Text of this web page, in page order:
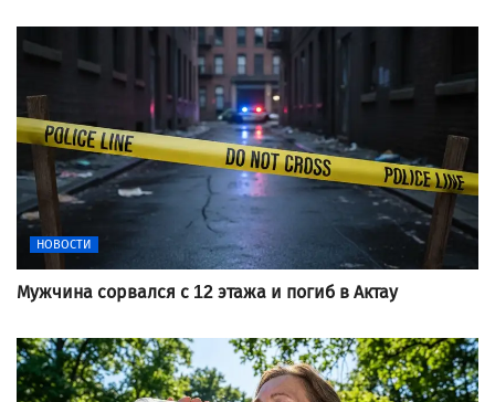
НОВОСТИ
Мужчина сорвался с 12 этажа и погиб в Актау